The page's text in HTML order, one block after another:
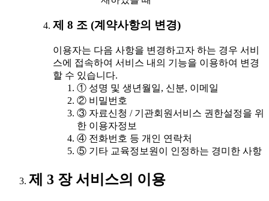
제 8 조 (계약사항의 변경)
이용자는 다음 사항을 변경하고자 하는 경우 서비
스에 접속하여 서비스 내의 기능을 이용하여 변경
할 수 있습니다.
① 성명 및 생년월일, 신분, 이메일
② 비밀번호
③ 자료신청 / 기관회원서비스 권한설정을 위
한 이용자정보
④ 전화번호 등 개인 연락처
⑤ 기타 교육정보원이 인정하는 경미한 사항
제 3 장 서비스의 이용